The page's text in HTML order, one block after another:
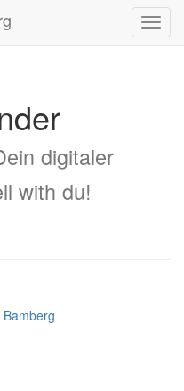
digitaler
with du!